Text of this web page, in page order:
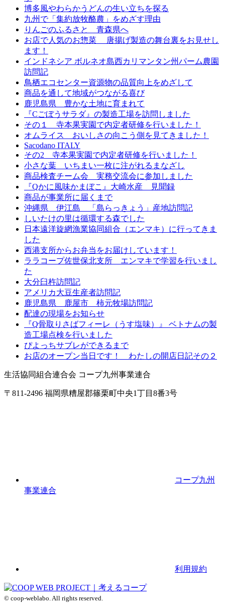
博多風やわらかうどんの生い立ちを探る
九州で「集約放牧酪農」をめざす理由
りんごのふるさと 青森県へ
お店で人気のお惣菜 唐揚げ製造の舞台裏をお見せし
ます！
インドネシア ボルネオ島西カリマンタン州パーム農園
訪問記
鳥栖エコセンター資源物の品質向上をめざして
商品を通して地域がつながる喜び
鹿児島県 豊かな土地に育まれて
『Cごぼうサラダ』の製造工場を訪問しました
その１ 寺本果実園で内定者研修を行いました！
オムライス おいしさの向こう側を見てきました！
Sacodano ITALY
その2 寺本果実園で内定者研修を行いました！
小さな葉 いちまい一枚に注がれるまなざし
商品検査チーム会 実務交流会に参加しました
『Qかに風味かまぼこ』大崎水産 見聞録
商品が事業所に届くまで
沖縄県 伊江島 「島らっきょう」産地訪問記
しいたけの里は循環する森でした
日本遠洋旋網漁業協同組合（エンマキ）に行ってきま
した
西港支所からお弁当をお届けしています！
ララコープ佐世保北支所 エンマキで学習を行いまし
た
大分臼杵訪問記
アメリカ大豆生産者訪問記
鹿児島県 鹿屋市 柿元牧場訪問記
配達の現場をお知らせ
『Q骨取りさばフィーレ（うす塩味）』 ベトナムの製
造工場点検を行いました
ぴよっちサブレができるまで
お店のオープン当日です！ わたしの開店日記その２
生活協同組合連合会 コープ九州事業連合
〒811-2496 福岡県糟屋郡篠栗町中央1丁目8番3号
コープ九州
事業連合
利用規約
© coop-weblabo. All rights reserved.